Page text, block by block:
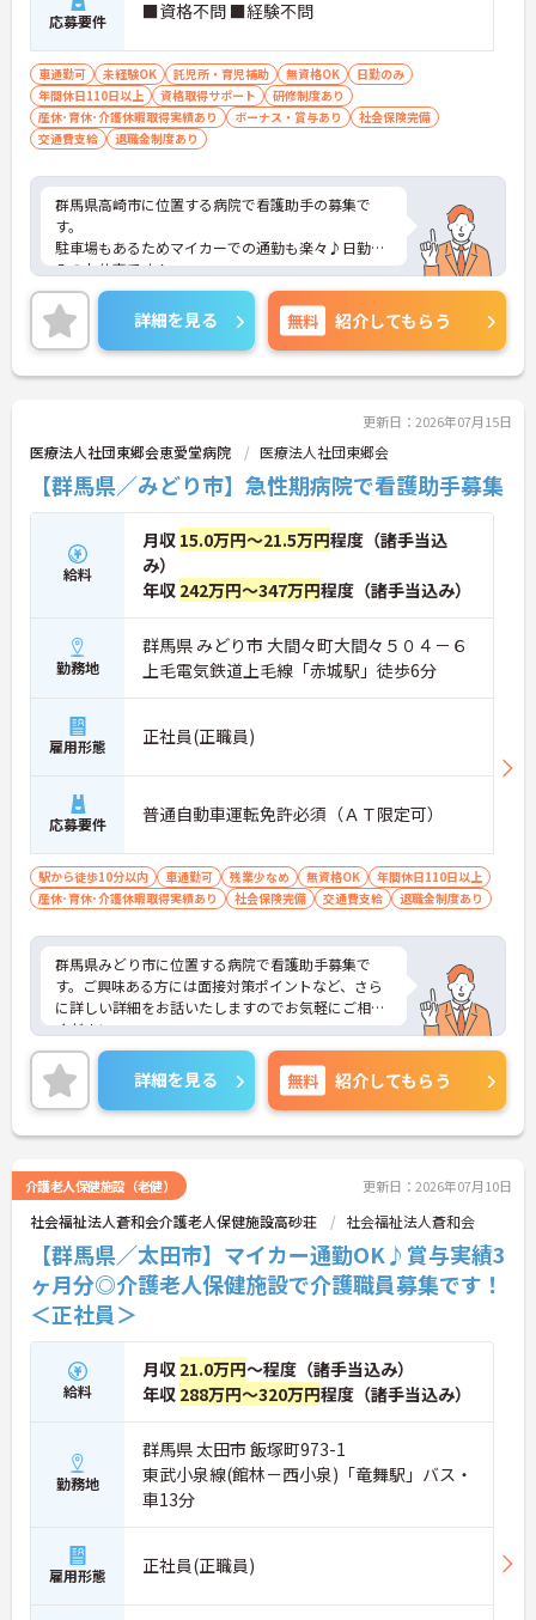
応募要件 ■資格不問 ■経験不問
車通勤可 未経験OK 託児所・育児補助 無資格OK
日勤のみ
年間休日110日以上
資格取得サポート
研修制度あり
産休･育休･介護休暇取得実績あり
ボーナス・賞与あり
社会保険完備
交通費支給
退職金制度あり
群馬県高崎市に位置する病院で看護助手の募集で
す。
駐車場もあるためマイカーでの通勤も楽々♪日勤の
みのお仕事です！
年間休日118日もあるためプライベートとの両立を
目指す方におすすめの環境です◎また未経験の方で
もチャレンジできる職場で、丁寧な研修とフォロー
体制で、経験に関わらず安心してスタートできま
す。
ントもお伝えしますので是非ご応募お待ちしており
ます。
詳細を見る 無料 紹介してもらう
更新日：2026年07月15日
医療法人社団東郷会恵愛堂病院 医療法人社団東郷会
【群馬県／みどり市】急性期病院で看護助手募集
給料
月収 15.0万円～21.5万円程度（諸手当込
み）
年収 242万円～347万円程度（諸手当込み）
勤務地
群馬県 みどり市 大間々町大間々５０４－６
上毛電気鉄道上毛線「赤城駅」徒歩6分
雇用形態 正社員(正職員)
応募要件 普通自動車運転免許必須（ＡＴ限定可）
駅から徒歩10分以内 車通勤可 残業少なめ 無資格OK
年間休日110日以上
産休･育休･介護休暇取得実績あり
社会保険完備 交通費支給 退職金制度あり
群馬県みどり市に位置する病院で看護助手募集で
す。ご興味ある方には面接対策ポイントなど、さら
に詳しい詳細をお話いたしますのでお気軽にご相談
ください。
詳細を見る 無料 紹介してもらう
介護老人保健施設（老健） 更新日：2026年07月10日
社会福祉法人蒼和会介護老人保健施設高砂荘 社会福祉法人蒼和会
【群馬県／太田市】マイカー通勤OK♪賞与実績3
ヶ月分◎介護老人保健施設で介護職員募集です！
＜正社員＞
給料
月収 21.0万円～程度（諸手当込み）
年収 288万円～320万円程度（諸手当込み）
勤務地
群馬県 太田市 飯塚町973-1
東武小泉線(館林－西小泉)「竜舞駅」バス・
車13分
雇用形態 正社員(正職員)